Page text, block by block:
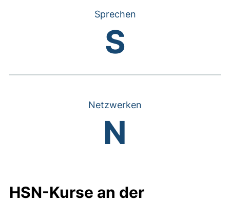
Sprechen
S
Netzwerken
N
HSN-Kurse an der